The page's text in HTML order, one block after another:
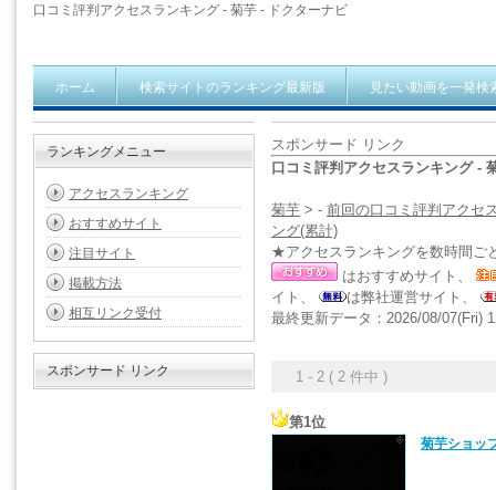
口コミ評判アクセスランキング - 菊芋 - ドクターナビ
ホーム 検索サイトのランキング最新版 見たい動画を一発検
スポンサード リンク
口コミ評判アクセスランキング -
菊芋 > - 前回の口コミ評判アクセ
ング(累計)
★アクセスランキングを数時間ご
はおすすめサイト、
イト、
は弊社運営サイト、
最終更新データ：2026/08/07(Fri)
1 - 2 ( 2 件中 )
第1位
菊芋ショッ
ランキングメニュー
アクセスランキング
おすすめサイト
注目サイト
掲載方法
相互リンク受付
スポンサード リンク